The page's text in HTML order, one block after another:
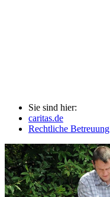
Sie sind hier:
caritas.de
Rechtliche Betreuung